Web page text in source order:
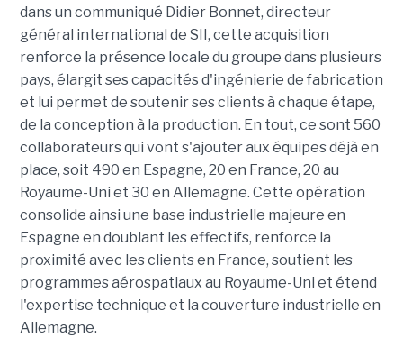
dans un communiqué Didier Bonnet, directeur
général international de SII, cette acquisition
renforce la présence locale du groupe dans plusieurs
pays, élargit ses capacités d'ingénierie de fabrication
et lui permet de soutenir ses clients à chaque étape,
de la conception à la production. En tout, ce sont 560
collaborateurs qui vont s'ajouter aux équipes déjà en
place, soit 490 en Espagne, 20 en France, 20 au
Royaume-Uni et 30 en Allemagne. Cette opération
consolide ainsi une base industrielle majeure en
Espagne en doublant les effectifs, renforce la
proximité avec les clients en France, soutient les
programmes aérospatiaux au Royaume-Uni et étend
l'expertise technique et la couverture industrielle en
Allemagne.